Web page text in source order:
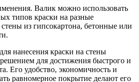
Валик можно использовать
типов краски на разные
из гипсокартона, бетонные или
нанесения краски на стены
для достижения быстрого и
Его удобство, экономичность и
равномерное покрытие делают его